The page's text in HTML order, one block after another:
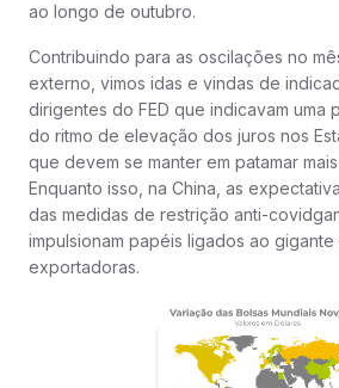
ao longo de outubro.
Contribuindo para as oscilações no
externo, vimos idas e vindas de
dirigentes do FED que indicavam uma
do ritmo de elevação dos juros nos
que devem se manter em patamar
Enquanto isso, na China, as
das medidas de restrição anti-
impulsionam papéis ligados ao
exportadoras.